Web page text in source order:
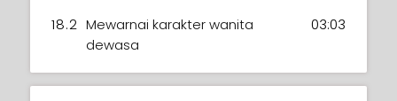
18.2 Mewarnai karakter wanita
dewasa
03:03